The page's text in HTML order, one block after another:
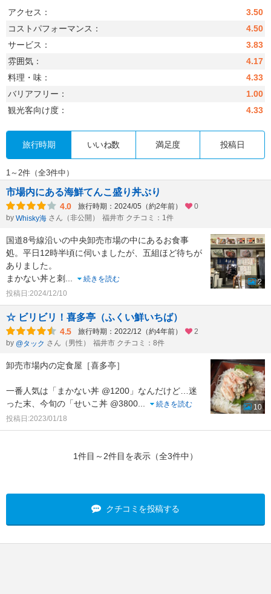
アクセス：
3.50
コストパフォーマンス：
4.50
サービス：
3.83
雰囲気：
4.17
料理・味：
4.33
バリアフリー：
1.00
観光客向け度：
4.33
旅行時期 いいね数 満足度 投稿日
1～2件（全3件中）
市場内にある海鮮てんこ盛り丼ぶり
4.0 旅行時期：2024/05（約2年前）
0
by Whisky海 さん（非公開） 福井市 クチコミ：1件
国道8号線沿いの中央卸売市場の中にあるお食事
処。平日12時半頃に伺いましたが、五組ほど待ちが
ありました。
まかない丼と刺
続きを読む
投稿日:2024/12/10
2
☆ ビリビリ！喜多亭（ふくい鮮いちば）
4.5 旅行時期：2022/12（約4年前）
2
by @タック さん（男性） 福井市 クチコミ：8件
卸売市場内の定食屋［喜多亭］
一番人気は「まかない丼 @1200」なんだけど…迷
った末、今旬の「せいこ丼 @3800
続きを読む
投稿日:2023/01/18
10
1件目～2件目を表示（全3件中）
クチコミを投稿する